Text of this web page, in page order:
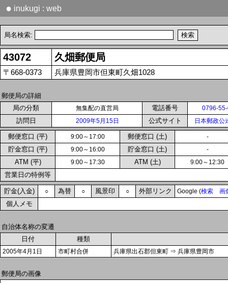
● inukugi : web
局名検索:
43072 久畑郵便局
〒668-0373 兵庫県豊岡市但東町久畑1028
郵便局の詳細
局の分類
無集配の直営局 電話番号 0796-
訪問日 2009年5月15日 公式サイト 日本郵政公
郵便窓口 (平) 9:00～17:00 郵便窓口 (土) -
貯金窓口 (平) 9:00～16:00 貯金窓口 (土) -
ATM (平) 9:00～17:30 ATM (土) 9:00～12:30
営業日の特例等
貯金(入金) ○ 為替 ○ 風景印 ○ 外部リンク Google (検索 画
個人メモ
自治体名称の変遷
日付
種類
2005年4月1日 市町村合併 兵庫県出石郡但東町 ⇒ 兵庫県豊岡市
郵便局の画像